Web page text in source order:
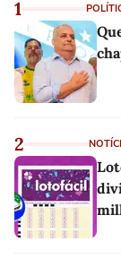
1
2